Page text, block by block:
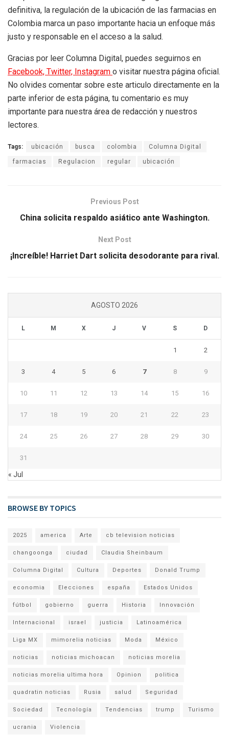
definitiva, la regulación de la ubicación de las farmacias en
Colombia marca un paso importante hacia un enfoque más
justo y responsable en el acceso a la salud.
Gracias por leer Columna Digital, puedes seguirnos en
Facebook, Twitter, Instagram o visitar nuestra página oficial.
No olvides comentar sobre este articulo directamente en la
parte inferior de esta página, tu comentario es muy
importante para nuestra área de redacción y nuestros
lectores.
Tags: ubicación busca colombia Columna Digital
farmacias Regulacion regular ubicación
Previous Post
China solicita respaldo asiático ante Washington.
Next Post
¡Increíble! Harriet Dart solicita desodorante para rival.
AGOSTO 2026
L M X J V S D
1 2
3 4 5 6 7 8 9
10 11 12 13 14 15 16
17 18 19 20 21 22 23
24 25 26 27 28 29 30
31
« Jul
BROWSE BY TOPICS
2025 america Arte cb television noticias
changoonga ciudad Claudia Sheinbaum
Columna Digital Cultura Deportes Donald Trump
economia Elecciones españa Estados Unidos
fútbol gobierno guerra Historia Innovación
Internacional israel justicia Latinoamérica
Liga MX mimorelia noticias Moda México
noticias noticias michoacan noticias morelia
noticias morelia ultima hora Opinion politica
quadratin noticias Rusia salud Seguridad
Sociedad Tecnología Tendencias trump Turismo
ucrania Violencia